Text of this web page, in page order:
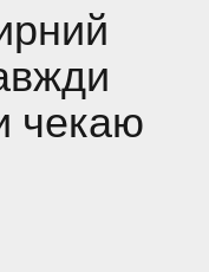
чекаю